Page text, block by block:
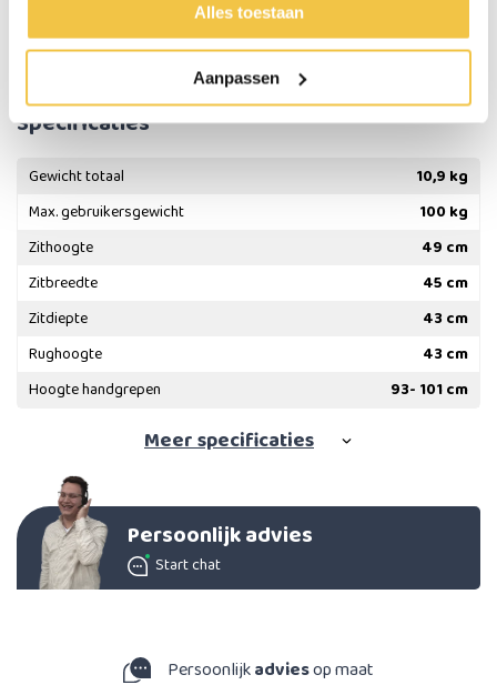
Alles toestaan
Aanpassen
22 inch achterwielen
Specificaties
Gewicht totaal
10,9 kg
Max. gebruikersgewicht
100 kg
Zithoogte
49 cm
Zitbreedte
45 cm
Zitdiepte
43 cm
Rughoogte
43 cm
Hoogte handgrepen
93- 101 cm
Meerspecificaties
Persoonlijk advies
Start chat
Persoonlijkadviesop maat